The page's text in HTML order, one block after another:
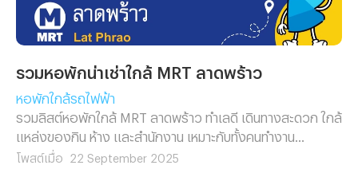
รวมหอพักน่าเช่าใกล้ MRT ลาดพร้าว
หอพักใกล้รถไฟฟ้า
รวมลิสต์หอพักใกล้ MRT ลาดพร้าว ทำเลดี เดินทางสะดวก ใกล้
แหล่งของกิน ห้าง และสำนักงาน เหมาะกับทั้งคนทำงาน
นักศึกษา และคนเมืองยุคใหม่ที่อยากอยู่สบายในราคาน่ารัก
โพสต์เมื่อ 22 September 2025